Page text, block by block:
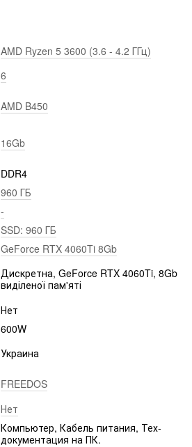
AMD Ryzen 5 3600 (3.6 - 4.2 ГГц)
6
AMD B450
16Gb
DDR4
960 ГБ
-
SSD: 960 ГБ
GeForce RTX 4060Ti 8Gb
Дискретна, GeForce RTX 4060Ti, 8Gb
виділеної пам'яті
Нет
600W
Украина
FREEDOS
Нет
Компьютер, Кабель питания, Тех-
документация на ПК.